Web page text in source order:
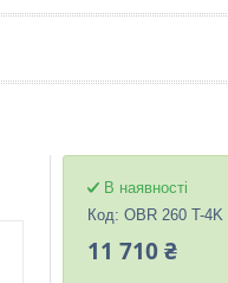
В наявності
Код: OBR 260 T-4K
11 710 ₴